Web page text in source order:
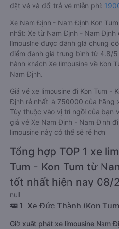
đặt vé và đổi trả vé miễn phí:
Xe Nam Định - Nam Định Kon
nhất: Xe từ Nam Định - Nam Định
limousine được đánh giá chung
điểm đánh giá trung bình từ 4.8/
hành khách Xe limousine về Kon
Nam Định.
Giá vé xe limousine đi Kon Tum -
Định rẻ nhất là 750000 của hãng
Tùy thuộc vào vị trí ngồi của bạn
giá vé Xe Nam Định - Nam Định đi
limousine này có thể sẽ rẻ hơn
Tổng hợp TOP 1 xe
Tum - Kon Tum từ
tốt nhất hiện nay 08/
null
🚌 1. Xe Đức Thành (Kon
Giờ xuất phát xe limousine Nam